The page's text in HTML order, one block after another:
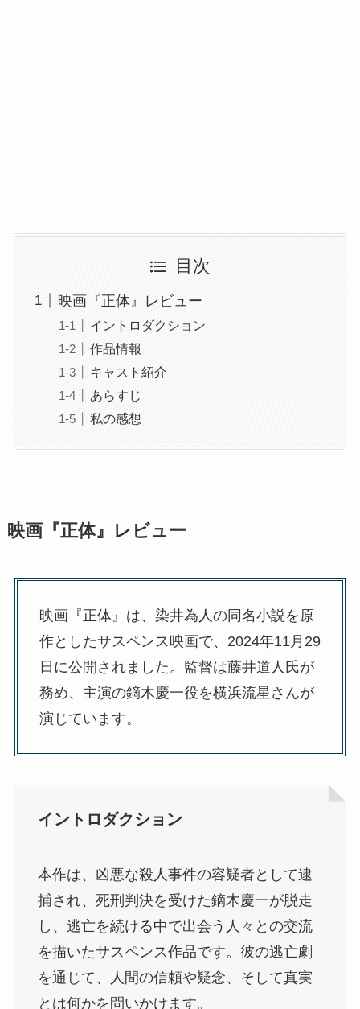
目次
映画『正体』レビュー
イントロダクション
作品情報
キャスト紹介
あらすじ
私の感想
映画『正体』レビュー
映画『正体』は、染井為人の同名小説を原
作としたサスペンス映画で、2024年11月29
日に公開されました。監督は藤井道人氏が
務め、主演の鏑木慶一役を横浜流星さんが
演じています。
イントロダクション
本作は、凶悪な殺人事件の容疑者として逮
捕され、死刑判決を受けた鏑木慶一が脱走
し、逃亡を続ける中で出会う人々との交流
を描いたサスペンス作品です。彼の逃亡劇
を通じて、人間の信頼や疑念、そして真実
とは何かを問いかけます。